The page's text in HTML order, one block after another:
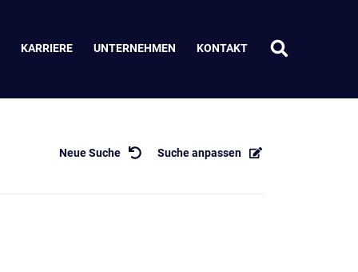
KARRIERE UNTERNEHMEN KONTAKT
Neue Suche Suche anpassen